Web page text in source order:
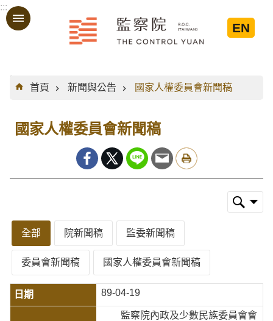
跳到主要內容區塊
:::
EN
:::
首頁
新聞與公告 國家人權委員會新聞稿
國家人權委員會新聞稿
全部 院新聞稿 監委新聞稿
委員會新聞稿 國家人權委員會新聞稿
89-04-19
監察院內政及少數民族委員會會